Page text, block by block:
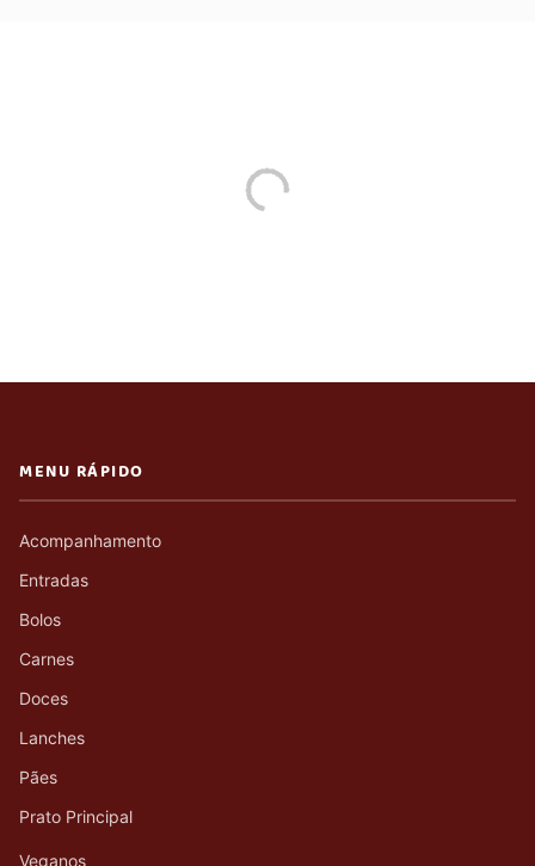
MENU RÁPIDO
Acompanhamento
Entradas
Bolos
Carnes
Doces
Lanches
Pães
Prato Principal
Veganos